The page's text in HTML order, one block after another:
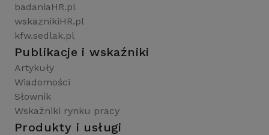
badaniaHR.pl
wskaznikiHR.pl
kfw.sedlak.pl
Publikacje i wskaźniki
Artykuły
Wiadomości
Słownik
Wskaźniki rynku pracy
Produkty i usługi